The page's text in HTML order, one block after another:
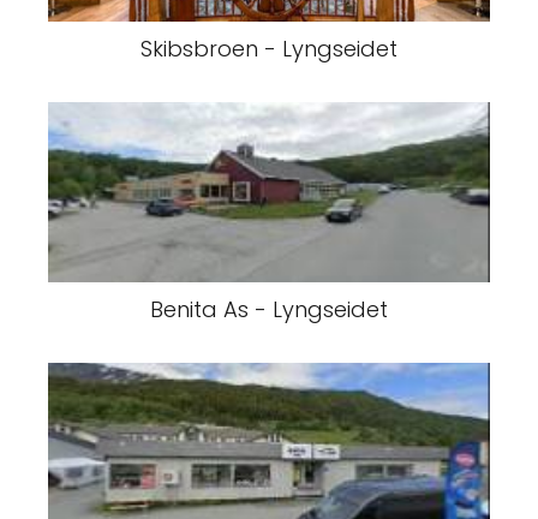
Skibsbroen - Lyngseidet
Benita As - Lyngseidet